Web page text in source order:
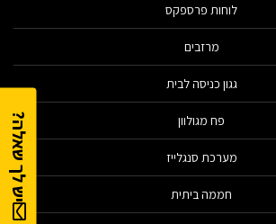
יש לך שאלה?
לוחות פרספקס
מרזבים
גגון כניסה לבית
פח מגולוון
מערכת סנגלייז
חממה ביתית